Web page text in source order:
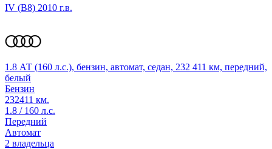
IV (B8) 2010 г.в.
1.8 АТ (160 л.с.), бензин, автомат, седан, 232 411 км, передний,
белый
Бензин
232411 км.
1.8 / 160 л.с.
Передний
Автомат
2 владельца